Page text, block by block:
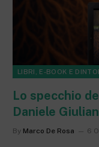
LIBRI, E-BOOK E
Lo specchio
Daniele
By Marco De Rosa 6